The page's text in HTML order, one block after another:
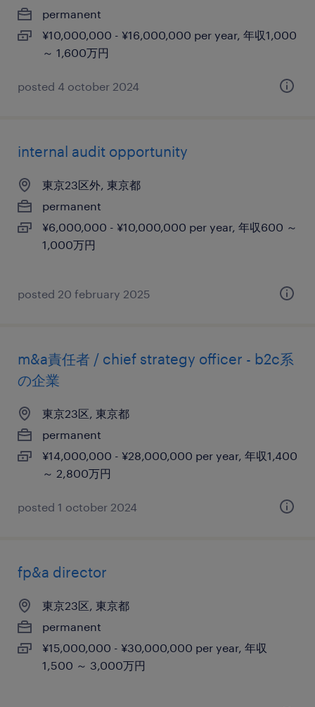
permanent
¥10,000,000 - ¥16,000,000 per year, 年収1,000
～ 1,600万円
posted 4 october 2024
internal audit opportunity
東京23区外, 東京都
permanent
¥6,000,000 - ¥10,000,000 per year, 年収600 ～
1,000万円
posted 20 february 2025
m&a責任者 / chief strategy officer - b2c系
の企業
東京23区, 東京都
permanent
¥14,000,000 - ¥28,000,000 per year, 年収1,400
～ 2,800万円
posted 1 october 2024
fp&a director
東京23区, 東京都
permanent
¥15,000,000 - ¥30,000,000 per year, 年収
1,500 ～ 3,000万円